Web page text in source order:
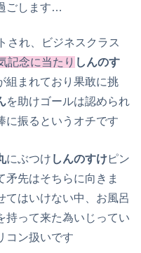
ごします…
され、ビジネスクラス
記念に当たり しんのす
組まれており果敢に挑
を助けゴールは認められ
に振るというオチです
にぶつけ しんのすけピン
矛先はそちらに向きま
てはいけない中、お風呂
持って来た為いじってい
コン扱いです